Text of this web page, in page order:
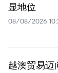
显地位
08/08/2026
越澳贸易迈